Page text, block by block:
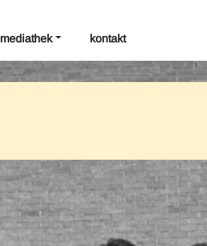
mediathek kontakt
tag: sos 2026